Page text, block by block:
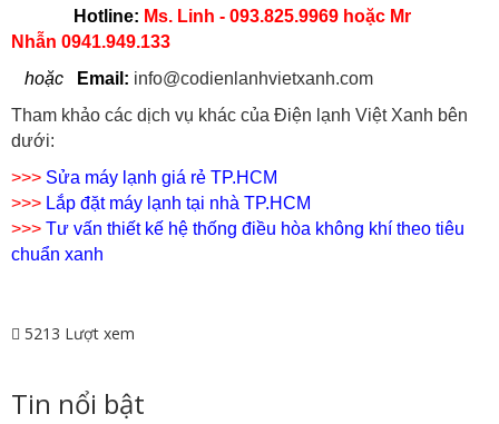
Hotline: Ms. Linh - 093.825.9969 hoặc Mr
Nhẫn 0941.949.133
hoặc
Email: info@codienlanhvietxanh.com
Tham khảo các dịch vụ khác của Điện lạnh Việt Xanh bên
dưới:
>>> Sửa máy lạnh giá rẻ TP.HCM
>>> Lắp đặt máy lạnh tại nhà TP.HCM
>>> Tư vấn thiết kế hệ thống điều hòa không khí theo tiêu
chuẩn xanh
5213 Lượt xem
Tin nổi bật